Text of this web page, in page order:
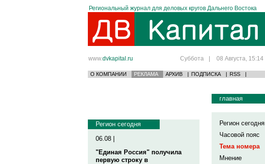
Региональный журнал для деловых кругов Дальнего Востока
www.dvkapital.ru Суббота | 08 Августа, 15:14
О КОМПАНИИ РЕКЛАМА АРХИВ | ПОДПИСКА | RSS |
Регион сегодня
06.08 |
"Единая Россия" получила
первую строку в
главная
Регион сегодня
Часовой пояс
Тема номера
Мнение